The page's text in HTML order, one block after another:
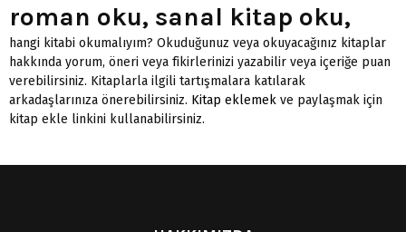
roman oku, sanal kitap oku,
hangi kitabi okumalıyım? Okuduğunuz veya okuyacağınız kitaplar
hakkında yorum, öneri veya fikirlerinizi yazabilir veya içeriğe puan
verebilirsiniz. Kitaplarla ilgili tartışmalara katılarak
arkadaşlarınıza önerebilirsiniz. Kitap eklemek ve paylaşmak için
kitap ekle linkini kullanabilirsiniz.